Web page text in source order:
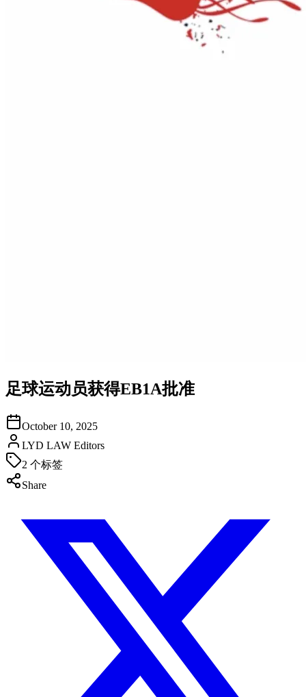
足球运动员获得EB1A批准
October 10, 2025
LYD LAW Editors
2 个标签
Share